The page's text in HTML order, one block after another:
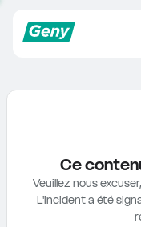
Ce
Veuillez nous
L'incident a été